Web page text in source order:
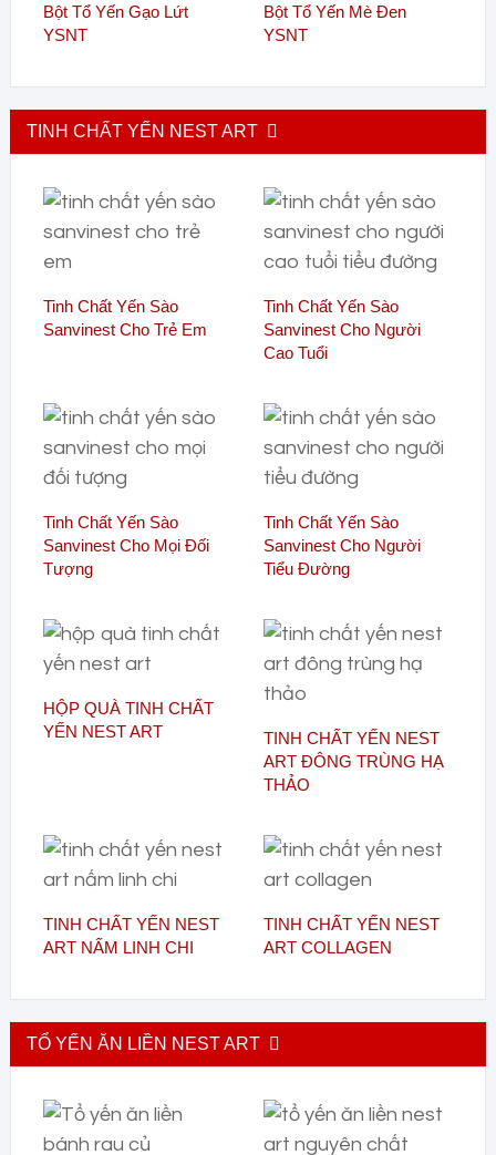
Bột Tổ Yến Gạo Lứt
YSNT
Bột Tổ Yến Mè Đen
YSNT
TINH CHẤT YẾN NEST ART
Tinh Chất Yến Sào
Sanvinest Cho Trẻ Em
Tinh Chất Yến Sào
Sanvinest Cho Người
Cao Tuổi
Tinh Chất Yến Sào
Sanvinest Cho Mọi Đối
Tượng
Tinh Chất Yến Sào
Sanvinest Cho Người
Tiểu Đường
HỘP QUÀ TINH CHẤT
YẾN NEST ART
TINH CHẤT YẾN NEST
ART ĐÔNG TRÙNG HẠ
THẢO
TINH CHẤT YẾN NEST
ART NẤM LINH CHI
TINH CHẤT YẾN NEST
ART COLLAGEN
TỔ YẾN ĂN LIỀN NEST ART